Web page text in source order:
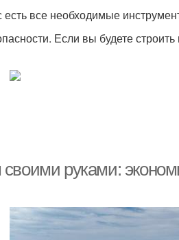
есть все необходимые
Если вы будете
руками: